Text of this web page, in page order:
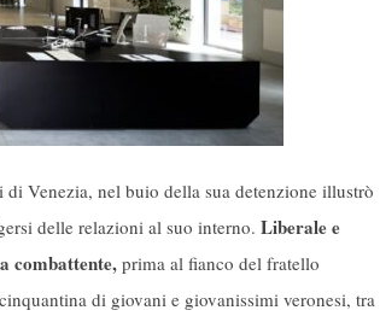
Venezia, nel buio della sua detenzione illustrò
delle relazioni al suo interno. Liberale e
combattente, prima al fianco del fratello
di giovani e giovanissimi veronesi, tra